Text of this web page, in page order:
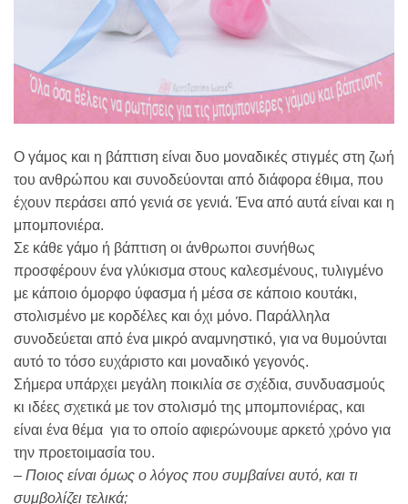
Ο γάμος και η βάπτιση είναι δυο μοναδικές στιγμές στη ζωή
του ανθρώπου και συνοδεύονται από διάφορα έθιμα, που
έχουν περάσει από γενιά σε γενιά. Ένα από αυτά είναι και η
μπομπονιέρα.
Σε κάθε γάμο ή βάπτιση οι άνθρωποι συνήθως
προσφέρουν ένα γλύκισμα στους καλεσμένους, τυλιγμένο
με κάποιο όμορφο ύφασμα ή μέσα σε κάποιο κουτάκι,
στολισμένο με κορδέλες και όχι μόνο. Παράλληλα
συνοδεύεται από ένα μικρό αναμνηστικό, για να θυμούνται
αυτό το τόσο ευχάριστο και μοναδικό γεγονός.
Σήμερα υπάρχει μεγάλη ποικιλία σε σχέδια, συνδυασμούς
κι ιδέες σχετικά με τον στολισμό της μπομπονιέρας, και
είναι ένα θέμα για το οποίο αφιερώνουμε αρκετό χρόνο για
την προετοιμασία του.
– Ποιος είναι όμως ο λόγος που συμβαίνει αυτό, και τι
συμβολίζει τελικά;